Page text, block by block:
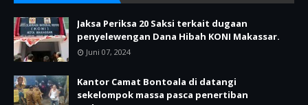
Jaksa Periksa 20 Saksi terkait dugaan
penyelewengan Dana Hibah KONI Makassar.
Juni 07, 2024
Kantor Camat Bontoala di datangi
sekelompok massa pasca penertiban